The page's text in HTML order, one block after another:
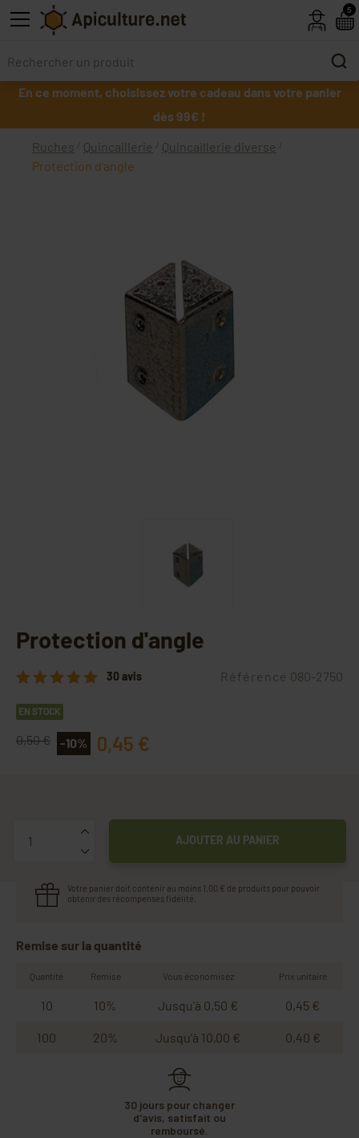
Skip to main content
En ce moment, choisissez votre cadeau dans votre panier
dès 99€ !
Ruches Quincaillerie
Quincaillerie diverse
Protection d'angle
Protection d'angle
30 avis Référence 080-2750
EN STOCK
0,50 € -10% 0,45 €
AJOUTER AU PANIER
Votre panier doit contenir au moins 1,00 € de produits pour pouvoir
obtenir des récompenses fidélité.
Remise sur la quantité
Quantité Remise Vous économisez Prix unitaire
10 10% Jusqu'à 0,50 € 0,45 €
100 20% Jusqu'à 10,00 € 0,40 €
30 jours pour changer
d'avis, satisfait ou
remboursé.
5